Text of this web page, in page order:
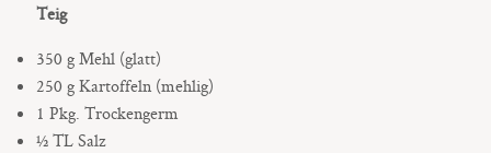
Teig
350 g Mehl (glatt)
250 g Kartoffeln (mehlig)
1 Pkg. Trockengerm
½ TL Salz